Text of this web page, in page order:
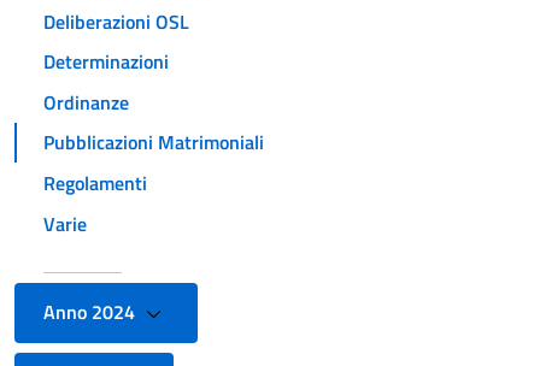
Deliberazioni OSL
Determinazioni
Ordinanze
Pubblicazioni Matrimoniali
Regolamenti
Varie
Anno 2024